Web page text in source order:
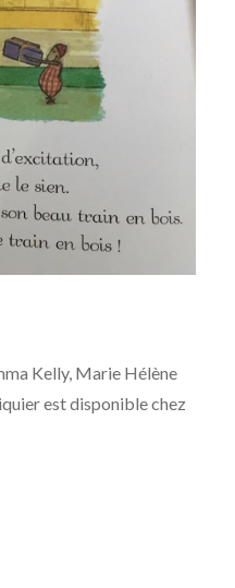
Kelly, Marie Hélène
est disponible chez